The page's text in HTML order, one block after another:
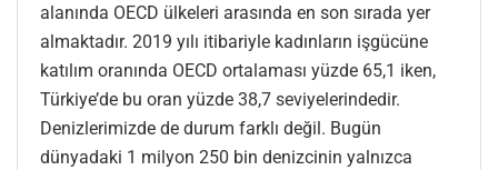
alanında OECD ülkeleri arasında en son sırada yer
almaktadır. 2019 yılı itibariyle kadınların işgücüne
katılım oranında OECD ortalaması yüzde 65,1 iken,
Türkiye’de bu oran yüzde 38,7 seviyelerindedir.
Denizlerimizde de durum farklı değil. Bugün
dünyadaki 1 milyon 250 bin denizcinin yalnızca